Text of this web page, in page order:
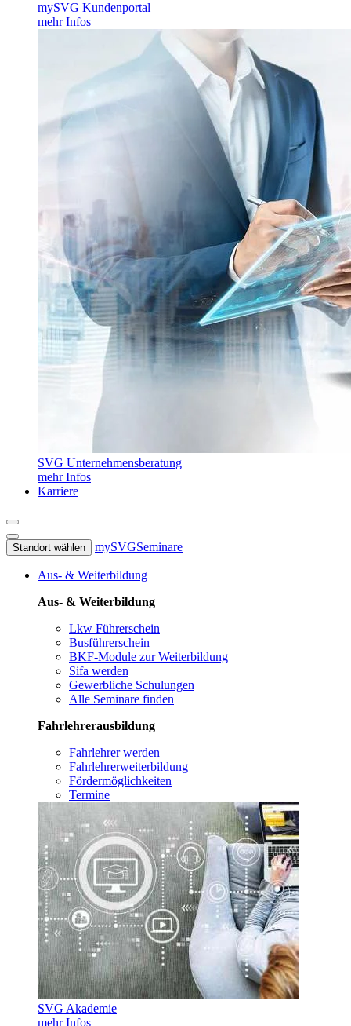
mySVG Kundenportal
mehr Infos
SVG Unternehmensberatung
mehr Infos
Karriere
Standort wählen mySVGSeminare
Aus- & Weiterbildung
Aus- & Weiterbildung
Lkw Führerschein
Busführerschein
BKF-Module zur Weiterbildung
Sifa werden
Gewerbliche Schulungen
Alle Seminare finden
Fahrlehrerausbildung
Fahrlehrer werden
Fahrlehrerweiterbildung
Fördermöglichkeiten
Termine
SVG Akademie
mehr Infos